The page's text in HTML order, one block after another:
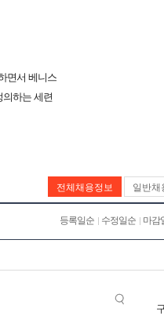
면서 베니스
하는 세련
전체채용정보 일반채
등록일순 수정일순 마감